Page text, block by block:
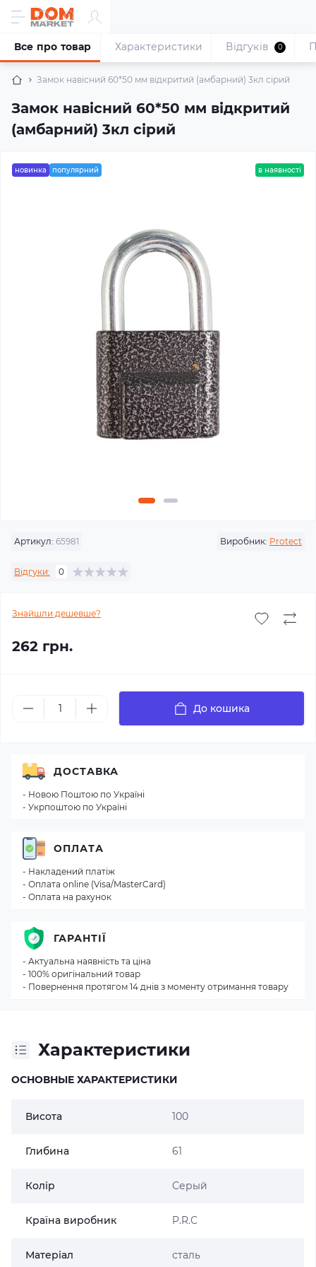
Замок навісний 60*50 мм відкритий (амбарний) 3кл сірий
Замок навісний 60*50 мм відкритий
(амбарний) 3кл сірий
Все про товар Характеристики Відгуків 0
новинка популярний в наявності
Артикул: 65981 Виробник: Protect
Відгуки: 0
Знайшли дешевше?
262 грн.
До кошика
Характеристики
ОСНОВНЫЕ ХАРАКТЕРИСТИКИ
Висота 100
Глибина 61
Колір Серый
Країна виробник P.R.C
Матеріал сталь
ДОСТАВКА
- Новою Поштою по Україні
- Укрпоштою по Україні
ОПЛАТА
- Накладений платіж
- Оплата online (Visa/MasterCard)
- Оплата на рахунок
ГАРАНТІЇ
- Актуальна наявність та ціна
- 100% оригінальний товар
- Повернення протягом 14 днів з моменту отримання товару